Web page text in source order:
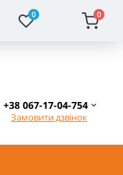
0 0
+38 067-17-04-754
Замовити дзвінок